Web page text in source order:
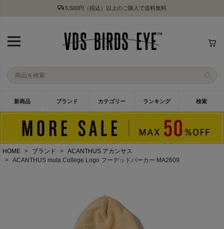
5,500円（税込）以上のご購入で送料無料
新商品 ブランド カテゴリー ランキング 検索
HOME ブランド
ACANTHUS アカンサス
ACANTHUS muta College Logo フーデッドパーカー MA2609